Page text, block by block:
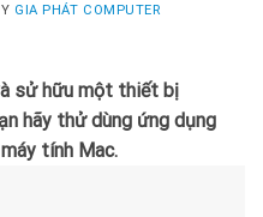
GIA PHÁT COMPUTER
sử hữu một thiết bị
hãy thử dùng ứng dụng
tính Mac.